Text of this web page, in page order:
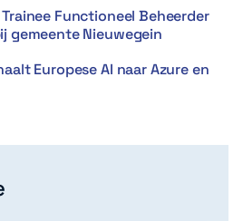
Functioneel Beheerder
gemeente Nieuwegein
Europese AI naar Azure en